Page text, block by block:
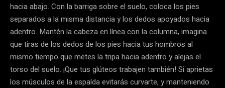
hacia abajo. Con la barriga sobre el suelo, coloca los pies
separados a la misma distancia y los dedos apoyados hacia
adentro. Mantén la cabeza en línea con la columna, imagina
que tiras de los dedos de los pies hacia tus hombros al
mismo tiempo que metes la tripa hacia adentro y alejas el
torso del suelo. ¡Que tus glúteos trabajen también! Si aprietas
los músculos de la espalda evitarás curvarte, y manteniendo